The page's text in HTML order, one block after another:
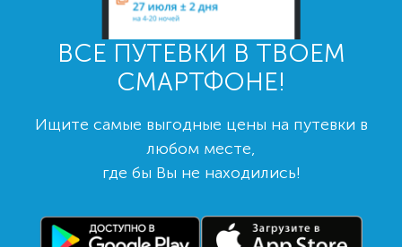
ВСЕ ПУТЕВКИ В ТВОЕМ
СМАРТФОНЕ!
Ищите самые выгодные цены на путевки в
любом месте,
где бы Вы не находились!